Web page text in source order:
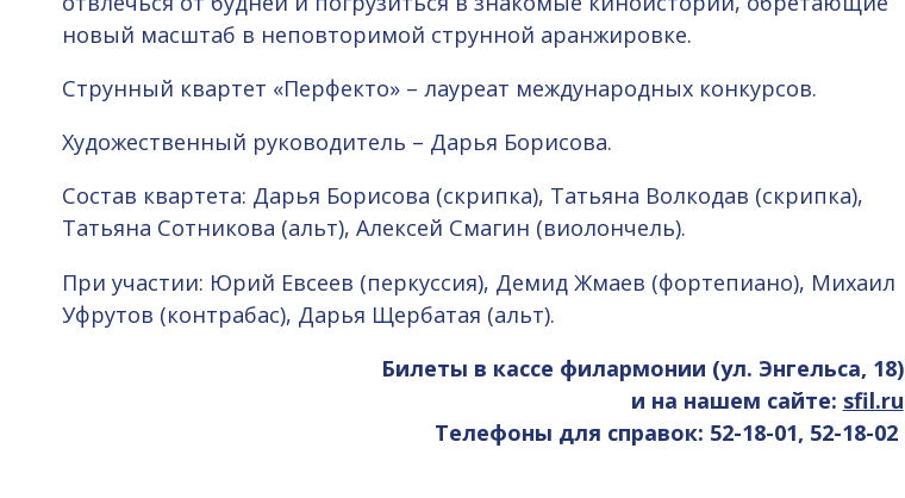
новый масштаб в неповторимой струнной аранжировке.
Струнный квартет «Перфекто» – лауреат международных конкурсов.
Художественный руководитель – Дарья Борисова.
Состав квартета: Дарья Борисова (скрипка), Татьяна Волкодав (скрипка),
Татьяна Сотникова (альт), Алексей Смагин (виолончель).
При участии: Юрий Евсеев (перкуссия), Демид Жмаев (фортепиано), Михаил
Уфрутов (контрабас), Дарья Щербатая (альт).
Билеты в кассе филармонии (ул. Энгельса, 18)
и на нашем сайте: sfil.ru
Телефоны для справок: 52-18-01, 52-18-02